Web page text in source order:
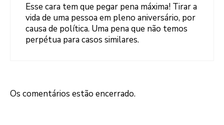
Esse cara tem que pegar pena máxima! Tirar a
vida de uma pessoa em pleno aniversário, por
causa de política. Uma pena que não temos
perpétua para casos similares.
Os comentários estão encerrado.